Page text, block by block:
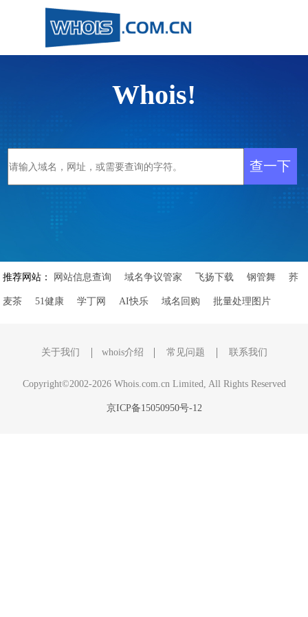
Whois!
推荐网站： 网站信息查询 域名争议管家 飞扬下载 钢管舞 荞
麦茶 51健康 学丁网 AI快乐 域名回购 批量处理图片
关于我们 whois介绍 常见问题 联系我们
Copyright©2002-2026 Whois.com.cn Limited, All Rights Reserved
京ICP备15050950号-12